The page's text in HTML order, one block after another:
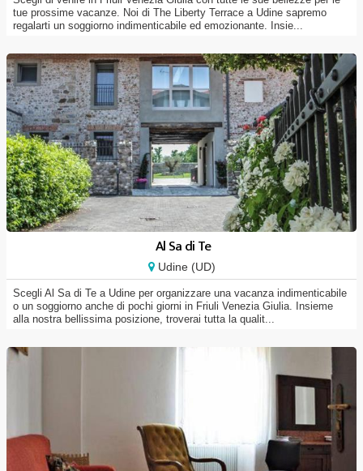
tue prossime vacanze. Noi di The Liberty Terrace a Udine sapremo
regalarti un soggiorno indimenticabile ed emozionante. Insie...
Al Sa di Te
Udine (UD)
Scegli Al Sa di Te a Udine per organizzare una vacanza indimenticabile
o un soggiorno anche di pochi giorni in Friuli Venezia Giulia. Insieme
alla nostra bellissima posizione, troverai tutta la qualit...